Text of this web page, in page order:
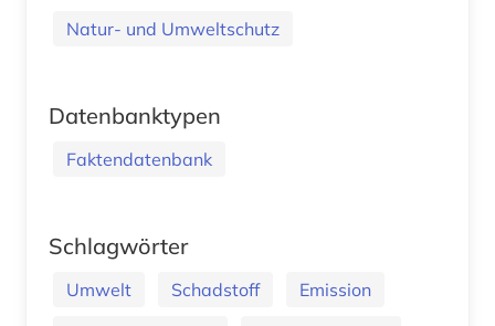
Natur- und Umweltschutz
Datenbanktypen
Faktendatenbank
Schlagwörter
Umwelt Schadstoff
Emission